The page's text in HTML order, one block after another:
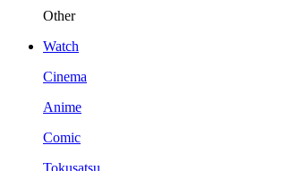
Other
Watch
Cinema
Anime
Comic
Tokusatsu